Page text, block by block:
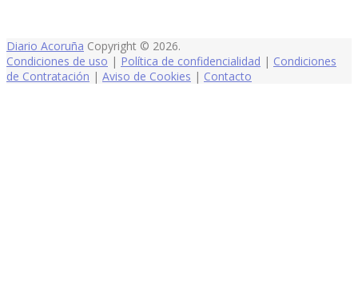
Diario Acoruña Copyright © 2026.
Condiciones de uso | Política de confidencialidad | Condiciones
de Contratación | Aviso de Cookies | Contacto